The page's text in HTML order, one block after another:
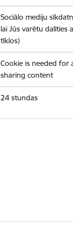
Sociālo mediju
lai Jūs varētu dalīties
tīklos)
Cookie is needed for
sharing content
24 stundas